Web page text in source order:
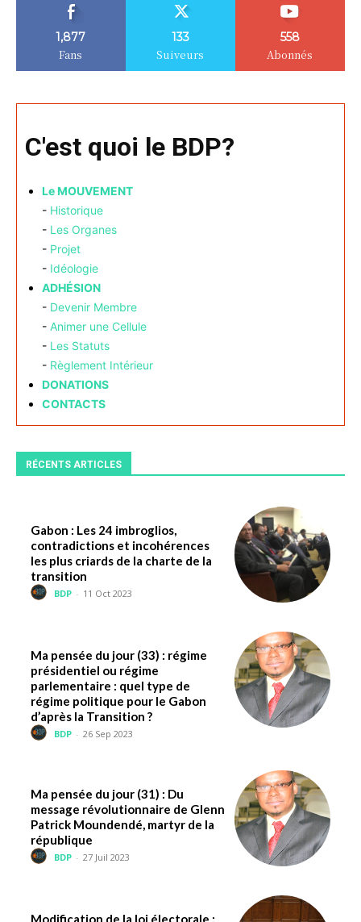
1,877
Fans
133
Suiveurs
558
Abonnés
C'est quoi le BDP?
Le MOUVEMENT
- Historique
- Les Organes
- Projet
- Idéologie
ADHÉSION
- Devenir Membre
- Animer une Cellule
- Les Statuts
- Règlement Intérieur
DONATIONS
CONTACTS
RÉCENTS ARTICLES
Gabon : Les 24 imbroglios,
contradictions et incohérences
les plus criards de la charte de la
transition
BDP - 11 Oct 2023
Ma pensée du jour (33) : régime
présidentiel ou régime
parlementaire : quel type de
régime politique pour le Gabon
d’après la Transition ?
BDP - 26 Sep 2023
Ma pensée du jour (31) : Du
message révolutionnaire de Glenn
Patrick Moundendé, martyr de la
république
BDP - 27 Juil 2023
Modification de la loi électorale :